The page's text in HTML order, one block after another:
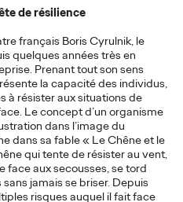
de résilience
français Boris Cyrulnik, le
quelques années très en
Prenant tout son sens
la capacité des individus,
à résister aux situations de
Le concept d’un organisme
dans l’image du
dans sa fable « Le Chêne et le
qui tente de résister au vent,
face aux secousses, se tord
jamais se briser. Depuis
risques auquel il fait face
17/02/2026
as an indispensable
study conducted by Ogilvy